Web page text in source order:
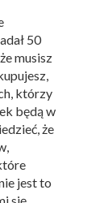
50
musisz
którzy
będą w
że
jest to